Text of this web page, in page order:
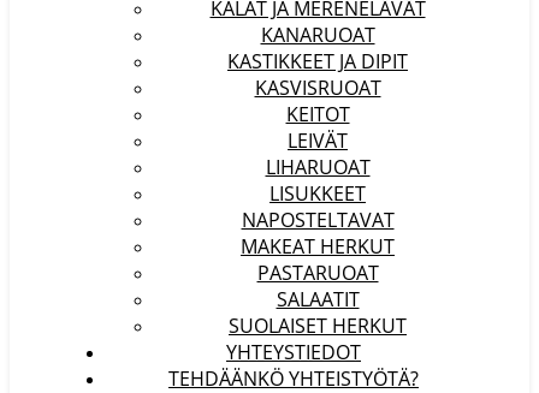
KALAT JA MERENELÄVÄT
KANARUOAT
KASTIKKEET JA DIPIT
KASVISRUOAT
KEITOT
LEIVÄT
LIHARUOAT
LISUKKEET
NAPOSTELTAVAT
MAKEAT HERKUT
PASTARUOAT
SALAATIT
SUOLAISET HERKUT
YHTEYSTIEDOT
TEHDÄÄNKÖ YHTEISTYÖTÄ?